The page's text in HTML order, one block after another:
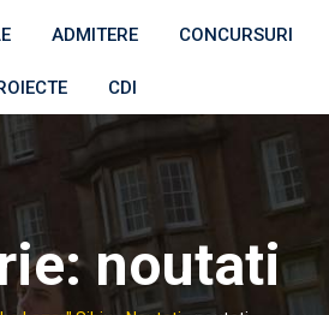
ADMITERE CONCURSURI
CDI
noutati